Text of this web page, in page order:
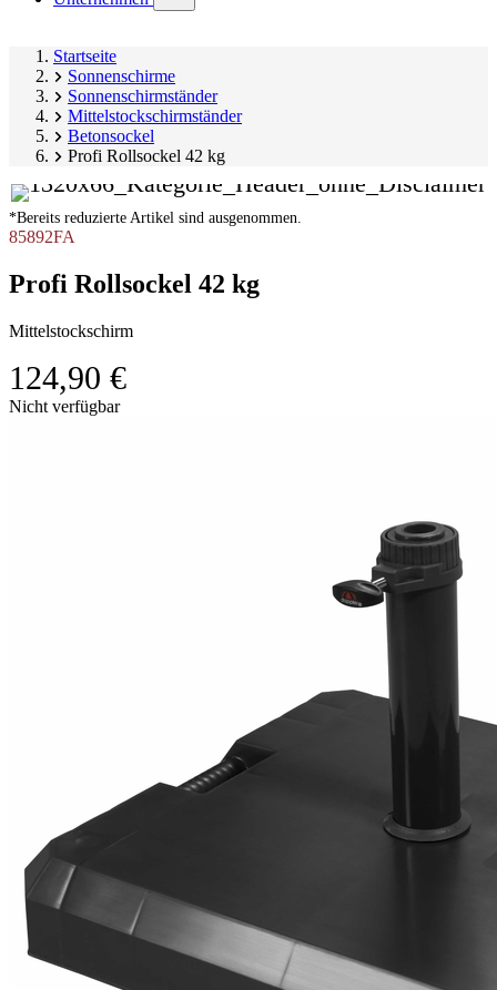
submenu)
Startseite
Sonnenschirme
Sonnenschirmständer
Mittelstockschirmständer
Betonsockel
Profi Rollsockel 42 kg
*Bereits reduzierte Artikel sind ausgenommen.
85892FA
Profi Rollsockel 42 kg
Mittelstockschirm
124,90 €
Produktgalerie
Nicht verfügbar